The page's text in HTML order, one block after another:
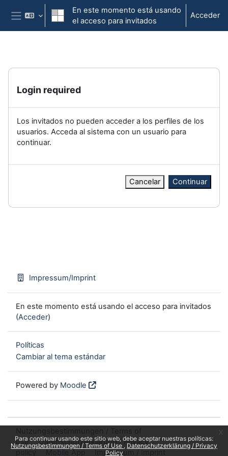
Salta al contenido principal
Para continuar usando este sitio web, debe aceptar nuestras políticas:
Nutzungsbestimmungen / Terms of Use
Datenschutzerklärung / Privacy
Policy
Panel lateral
En este momento está usando
el acceso para invitados
Acceder
Login required
Los invitados no pueden acceder a los perfiles de los
usuarios. Acceda al sistema con un usuario para
continuar.
Cancelar Continuar
Impressum/Imprint
En este momento está usando el acceso para invitados
(Acceder)
Políticas
Cambiar al tema estándar
Powered by Moodle
use
Datenschutzerklärung / Privacy
policy
Mobile App Impressum / Imprint